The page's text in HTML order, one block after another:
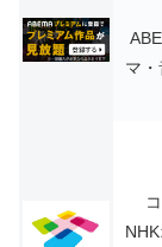
マ